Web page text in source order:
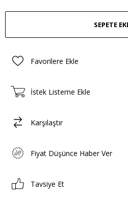
Favorilere Ekle
İstek Listeme Ekle
Karşılaştır
Fiyat Düşünce Haber Ver
Tavsiye Et